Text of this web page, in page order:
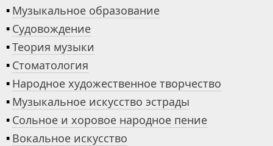
▪ Музыкальное образование
▪ Судовождение
▪Теория музыки
▪ Стоматология
▪ Народное художественное творчество
▪ Музыкальное искусство эстрады
▪ Сольное и хоровое народное пение
▪ Вокальное искусство